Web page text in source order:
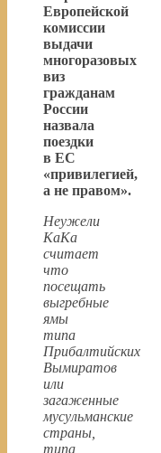
Европейской
комиссии
выдачи
многоразовых
виз
гражданам
России
назвала
поездки
в ЕС
«привилегией,
а не правом».
Неужели
КаКа
считает
что
посещать
выгребные
ямы
типа
Прибалтийских
Вымиратов
или
загаженные
мусульманские
страны,
типа